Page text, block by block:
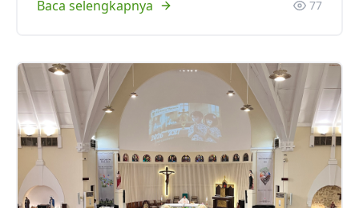
Baca selengkapnya
77